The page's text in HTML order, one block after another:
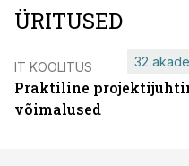
ÜRITUSED
IT KOOLITUS
Praktiline
võimalused
32